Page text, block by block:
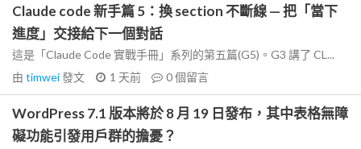
Claude code 新手篇 5：換 section 不斷線 — 把「當下
進度」交接給下一個對話
這是「Claude Code 實戰手冊」系列的第五篇(G5)。G3 講了 CL...
由 timwei發文 1 天前 0個留言
WordPress 7.1 版本將於 8 月 19 日發布，其中表格無障
礙功能引發用戶群的擔憂？